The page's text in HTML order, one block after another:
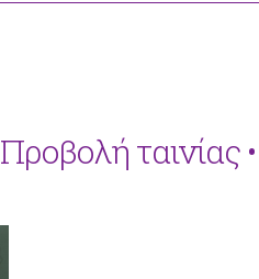
Προβολή ταινίας